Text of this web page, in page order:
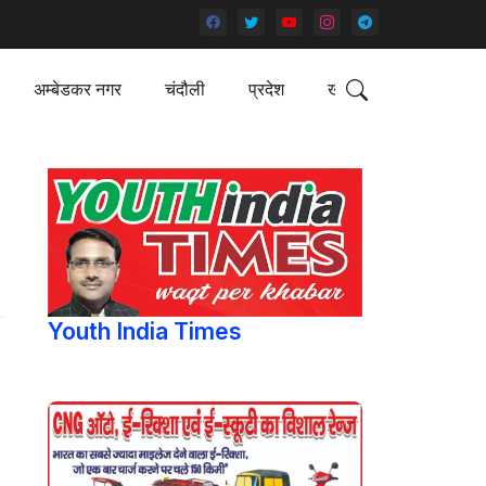
अम्बेडकर नगर चंदौली प्रदेश खेल
Youth India Times